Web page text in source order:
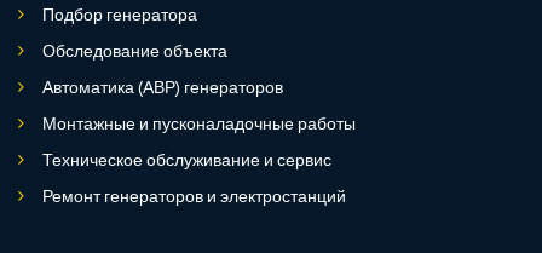
Подбор генератора
Обследование объекта
Автоматика (АВР) генераторов
Монтажные и пусконаладочные работы
Техническое обслуживание и сервис
Ремонт генераторов и электростанций